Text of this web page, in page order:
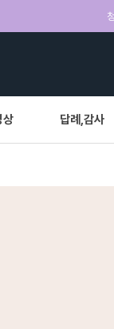
상 답례,감사